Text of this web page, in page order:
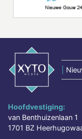
Hoofdvestiging:
van Benthuizenlaan 1
1701 BZ